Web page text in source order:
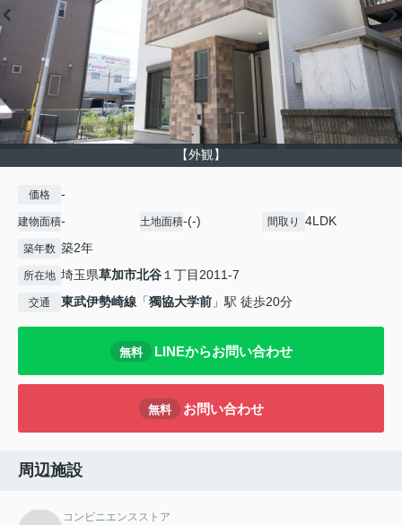
【外観】
価格 -
建物面積- 土地面積-(-) 間取り 4LDK
築年数 築2年
所在地 埼玉県草加市北谷１丁目2011-7
交通 東武伊勢崎線 「獨協大学前 」駅 徒歩20分
無料 LINEからお問い合わせ
無料 お問い合わせ
周辺施設
コンビニエンスストア